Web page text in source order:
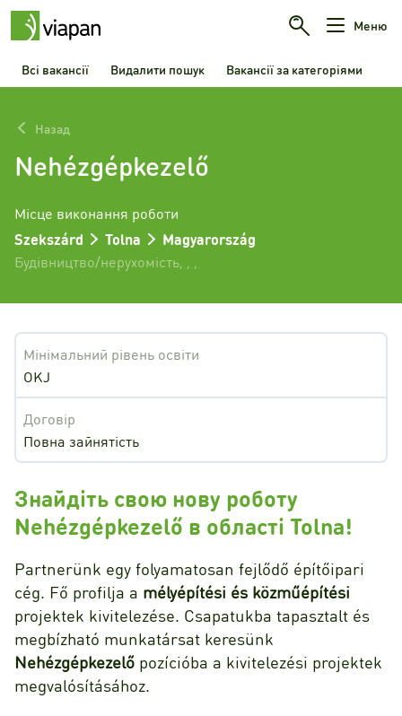
Меню
Всі вакансії Видалити пошук Вакансії за категоріями
Назад
Nehézgépkezelő
Місце виконання роботи
Szekszárd
Tolna
Magyarország
Будівництво/нерухомість
Мінімальний рівень освіти
OKJ
Договір
Повна зайнятість
Знайдіть свою нову роботу
Nehézgépkezelő в області Tolna!
Partnerünk egy folyamatosan fejlődő építőipari
cég. Fő profilja a mélyépítési és közműépítési
projektek kivitelezése. Csapatukba tapasztalt és
megbízható munkatársat keresünk
Nehézgépkezelő pozícióba a kivitelezési projektek
megvalósításához.